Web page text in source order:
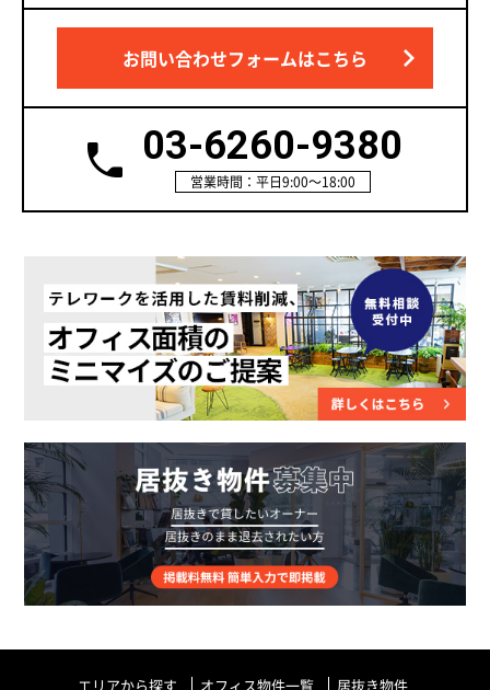
お問い合わせフォームはこちら
03-6260-9380
営業時間：平日9:00～18:00
エリアから探す オフィス物件一覧 居抜き物件